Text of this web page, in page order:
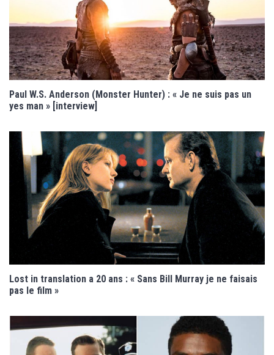
Paul W.S. Anderson (Monster Hunter) : « Je ne suis pas un
yes man » [interview]
Lost in translation a 20 ans : « Sans Bill Murray je ne faisais
pas le film »